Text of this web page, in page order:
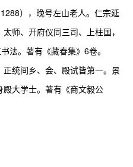
），晚号左山老人。仁宗延
师、开府仪同三司、上柱国，
法。著有《藏春集》6卷。
统间乡、会、殿试皆第一。景
大学士。著有《商文毅公